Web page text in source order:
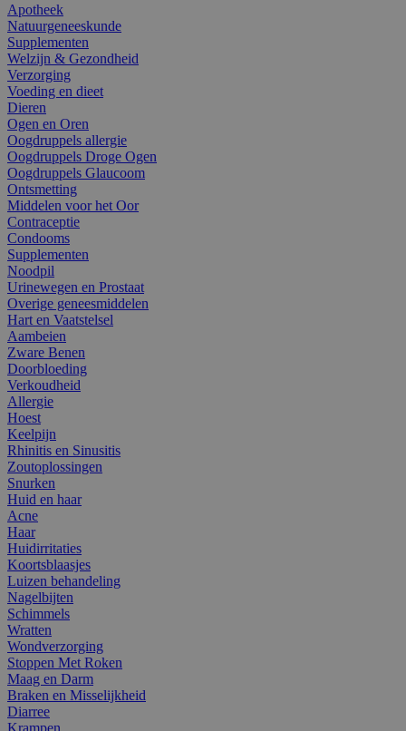
Apotheek
Natuurgeneeskunde
Supplementen
Welzijn & Gezondheid
Verzorging
Voeding en dieet
Dieren
Ogen en Oren
Oogdruppels allergie
Oogdruppels Droge Ogen
Oogdruppels Glaucoom
Ontsmetting
Middelen voor het Oor
Contraceptie
Condooms
Supplementen
Noodpil
Urinewegen en Prostaat
Overige geneesmiddelen
Hart en Vaatstelsel
Aambeien
Zware Benen
Doorbloeding
Verkoudheid
Allergie
Hoest
Keelpijn
Rhinitis en Sinusitis
Zoutoplossingen
Snurken
Huid en haar
Acne
Haar
Huidirritaties
Koortsblaasjes
Luizen behandeling
Nagelbijten
Schimmels
Wratten
Wondverzorging
Stoppen Met Roken
Maag en Darm
Braken en Misselijkheid
Diarree
Krampen